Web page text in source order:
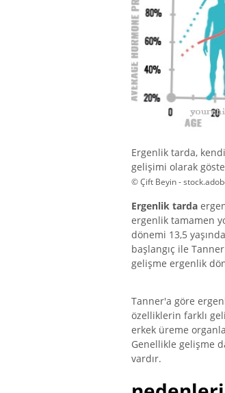
Ergenlik tarda,
gelişimi olarak
© Çift Beyin -
Ergenlik tarda
ergenlik tamamen
dönemi 13,5
başlangıç ​​ile
gelişme ergenlik
Tanner'a göre
özelliklerin farklı
erkek üreme
Genellikle gelişme
vardır.